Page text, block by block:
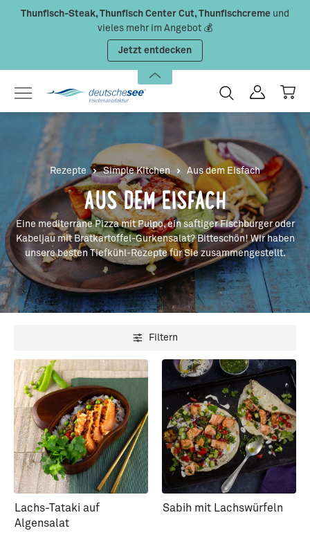
Zum Hauptinhalt springen
Thunfisch-Steak, Thunfisch Center Cut, Thunfischcreme und
vieles mehr im Angebot 💰
Jetzt entdecken
Rezepte Simple Kitchen Aus dem Eisfach
AUS DEM EISFACH
Eine mediterrane Pizza mit Pulpo, ein saftiger Fischburger oder
Kabeljau mit Bratkartoffel-Gurkensalat? Bitteschön! Wir haben
unsere besten Tiefkühl-Rezepte für Sie zusammengestellt.
Filtern
Lachs-Tataki auf
Algensalat
Sabih mit Lachswürfeln